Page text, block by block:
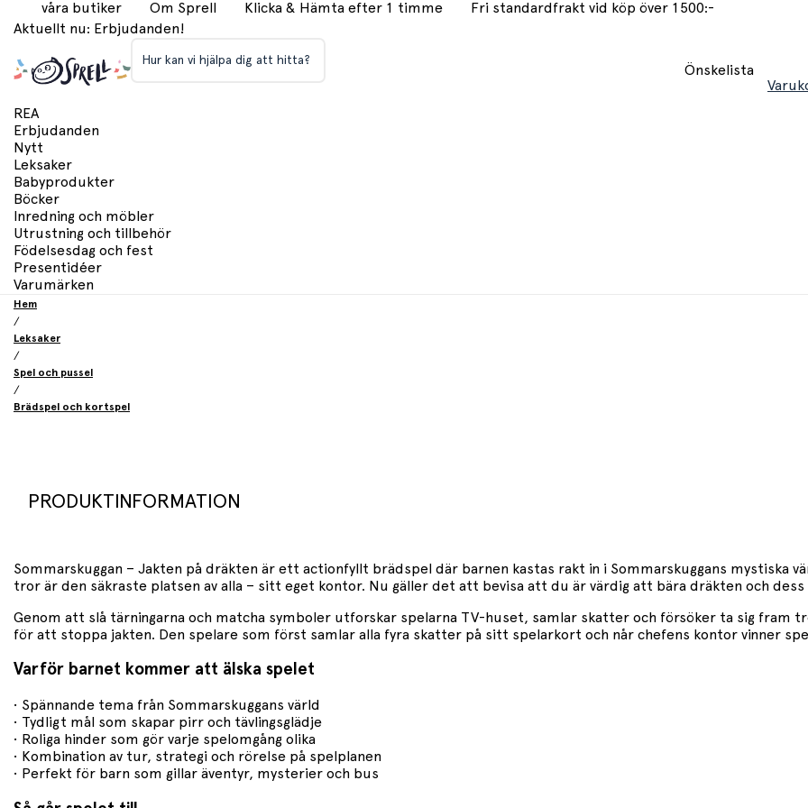
våra butiker Om Sprell Klicka & Hämta efter 1 timme
Fri standardfrakt vid köp över 1500:-
Aktuellt nu: Erbjudanden!
Hur kan vi hjälpa dig att hitta?
Önskelista
REA
Erbjudanden
Nytt
Leksaker
Babyprodukter
Böcker
Inredning och möbler
Utrustning och tillbehör
Födelsesdag och fest
Presentidéer
Varumärken
Hem
/
Leksaker
/
Spel och pussel
/
Brädspel och kortspel
PRODUKTINFORMATION
Sommarskuggan – Jakten på dräkten är ett actionfyllt brädspel där barnen kastas rakt in i Sommarskuggans mystiska
tror är den säkraste platsen av alla – sitt eget kontor. Nu gäller det att bevisa att du är värdig att bära dräkten och
Genom att slå tärningarna och matcha symboler utforskar spelarna TV-huset, samlar skatter och försöker ta sig fram
för att stoppa jakten. Den spelare som först samlar alla fyra skatter på sitt spelarkort och når chefens kontor vinner
Varför barnet kommer att älska spelet
• Spännande tema från Sommarskuggans värld
• Tydligt mål som skapar pirr och tävlingsglädje
• Roliga hinder som gör varje spelomgång olika
• Kombination av tur, strategi och rörelse på spelplanen
• Perfekt för barn som gillar äventyr, mysterier och bus